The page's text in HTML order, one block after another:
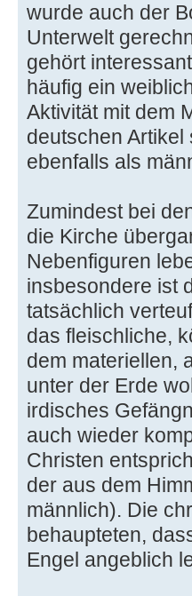
wurde auch der
Unterwelt
gehört
häufig ein
Aktivität mit dem
deutschen
ebenfalls als
Zumindest bei
die Kirche
Nebenfiguren
insbesondere ist
tatsächlich
das fleischliche,
dem materiellen,
unter der Erde
irdisches
auch wieder
Christen
der aus dem
männlich). Die
behaupteten,
Engel angeblich